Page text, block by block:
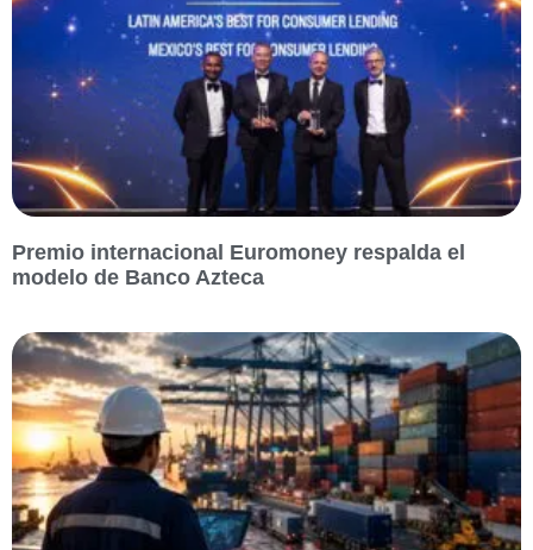
Premio internacional Euromoney respalda el
modelo de Banco Azteca